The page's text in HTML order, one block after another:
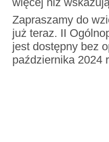
Zapraszamy do
już teraz. II
jest dostępny bez
października 2024 r